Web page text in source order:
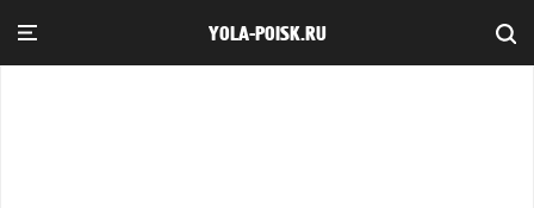
YOLA-POISK.RU